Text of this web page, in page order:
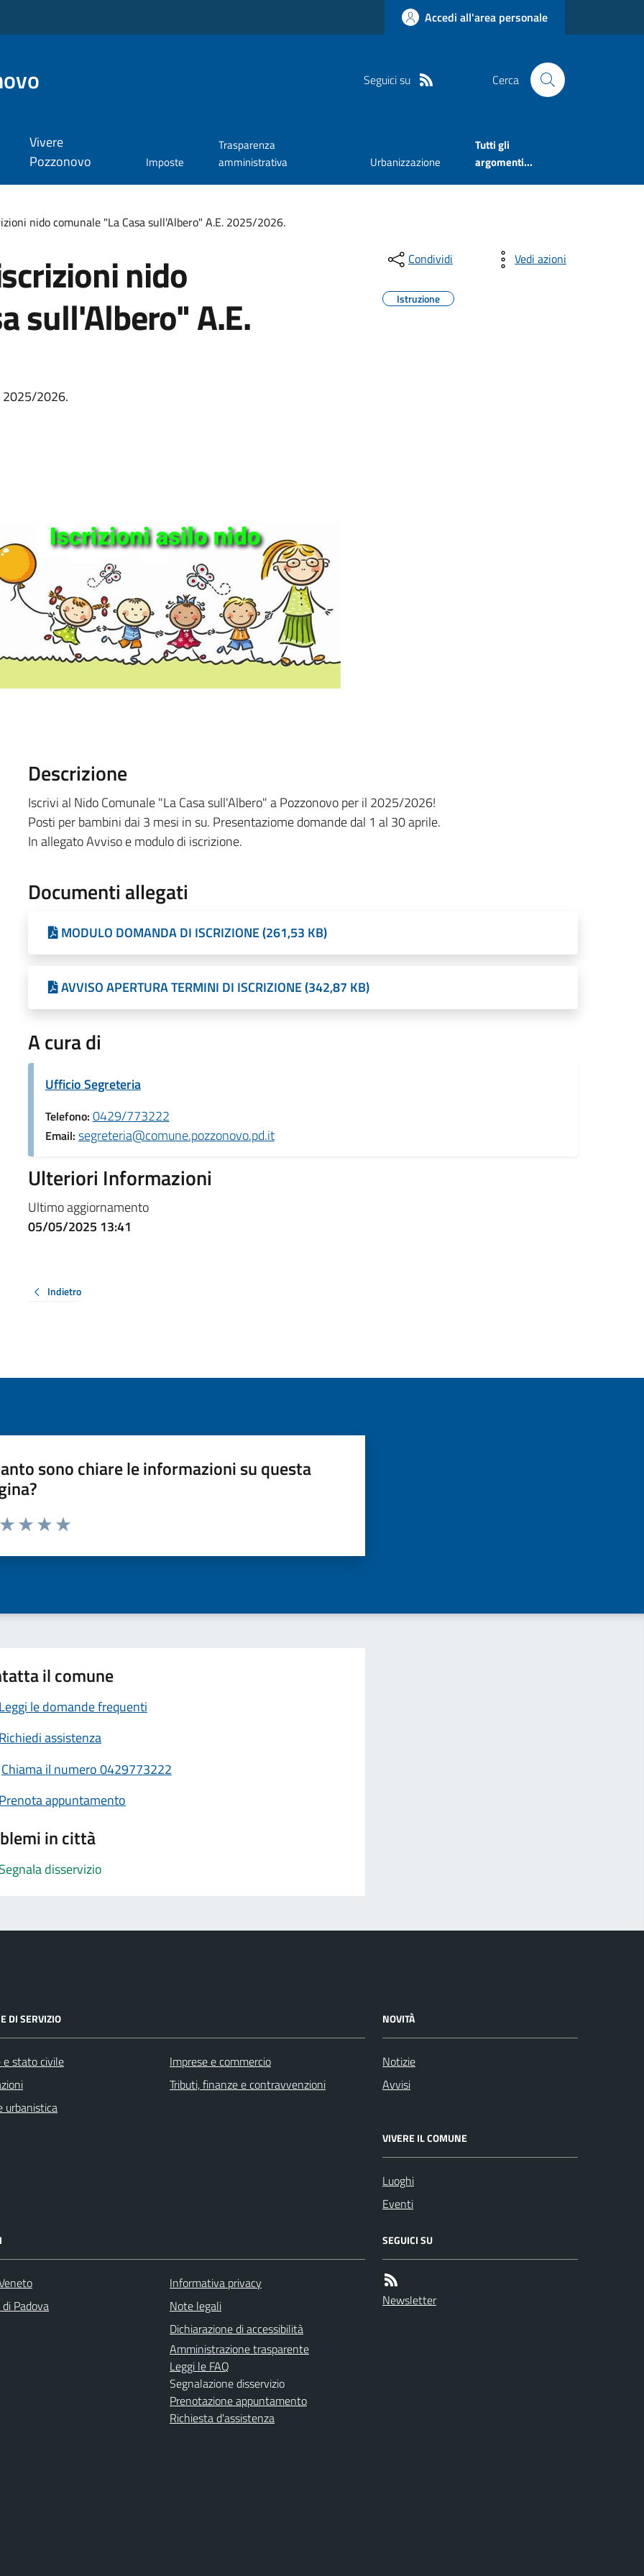
Accedi all'area personale
Seguici su Cerca
Vivere
Pozzonovo
Imposte
Trasparenza
amministrativa
Urbanizzazione
Tutti gli
argomenti...
nido comunale "La Casa sull'Albero" A.E. 2025/2026.
nido
sull'Albero" A.E.
2025/2026.
Condividi Vedi azioni
Istruzione
Descrizione
Iscrivi al Nido Comunale "La Casa sull'Albero" a Pozzonovo per il 2025/2026!
Posti per bambini dai 3 mesi in su. Presentaziome domande dal 1 al 30 aprile.
In allegato Avviso e modulo di iscrizione.
Documenti allegati
MODULO DOMANDA DI ISCRIZIONE (261,53 KB)
AVVISO APERTURA TERMINI DI ISCRIZIONE (342,87 KB)
A cura di
Ufficio Segreteria
Telefono: 0429/773222
Email: segreteria@comune.pozzonovo.pd.it
Ulteriori Informazioni
Ultimo aggiornamento
05/05/2025 13:41
Indietro
sono chiare le informazioni su questa
da 1 a 5 stelle la pagina
il comune
Leggi le domande frequenti
Richiedi assistenza
Chiama il numero 0429773222
Prenota appuntamento
in città
Segnala disservizio
DI SERVIZIO
e stato civile
urbanistica
Imprese e commercio
Tributi, finanze e contravvenzioni
NOVITÀ
Notizie
Avvisi
VIVERE IL COMUNE
Luoghi
Eventi
Padova
Informativa privacy
Note legali
Dichiarazione di accessibilità
Amministrazione trasparente
Leggi le FAQ
Segnalazione disservizio
Prenotazione appuntamento
Richiesta d'assistenza
SEGUICI SU
Newsletter